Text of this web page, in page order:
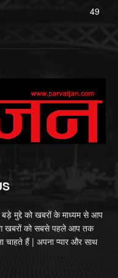
49
मुद्दे को खबरों के माध्यम से आप
खबरों को सबसे पहले आप तक
चाहते हैं | अपना प्यार और साथ